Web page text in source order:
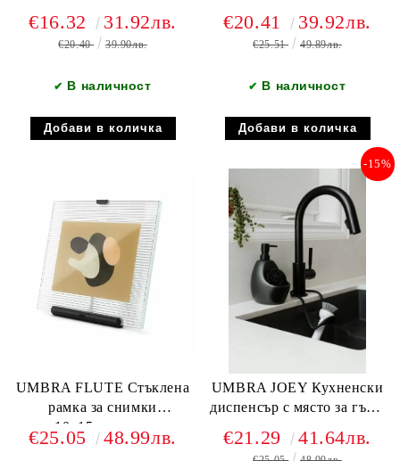
€16.32 31.92лв.
€20.40 39.90лв.
✔ В наличност
€20.41 39.92лв.
€25.51 49.89лв.
✔ В наличност
UMBRA FLUTE Стъклена
рамка за снимки
10х15см.черен
€25.05 48.99лв.
UMBRA JOEY Кухненски
диспенсър с място за гъба,
-15%
€21.29 41.64лв.